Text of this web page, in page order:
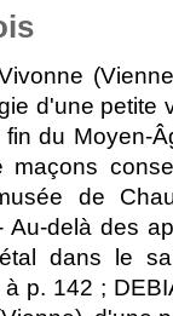
d'une petite
du Moyen-
maçons
de
Au-delà des
dans le
p. 142 ;